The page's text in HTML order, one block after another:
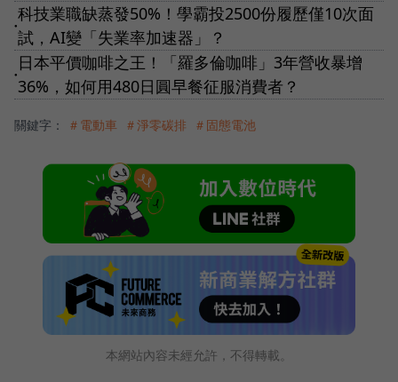
●
科技業職缺蒸發50%！學霸投2500份履歷僅10次面
試，AI變「失業率加速器」？
●
日本平價咖啡之王！「羅多倫咖啡」3年營收暴增
36%，如何用480日圓早餐征服消費者？
關鍵字： ＃電動車 ＃淨零碳排 ＃固態電池
本網站內容未經允許，不得轉載。